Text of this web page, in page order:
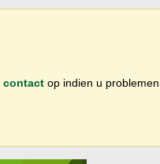
contact op indien u